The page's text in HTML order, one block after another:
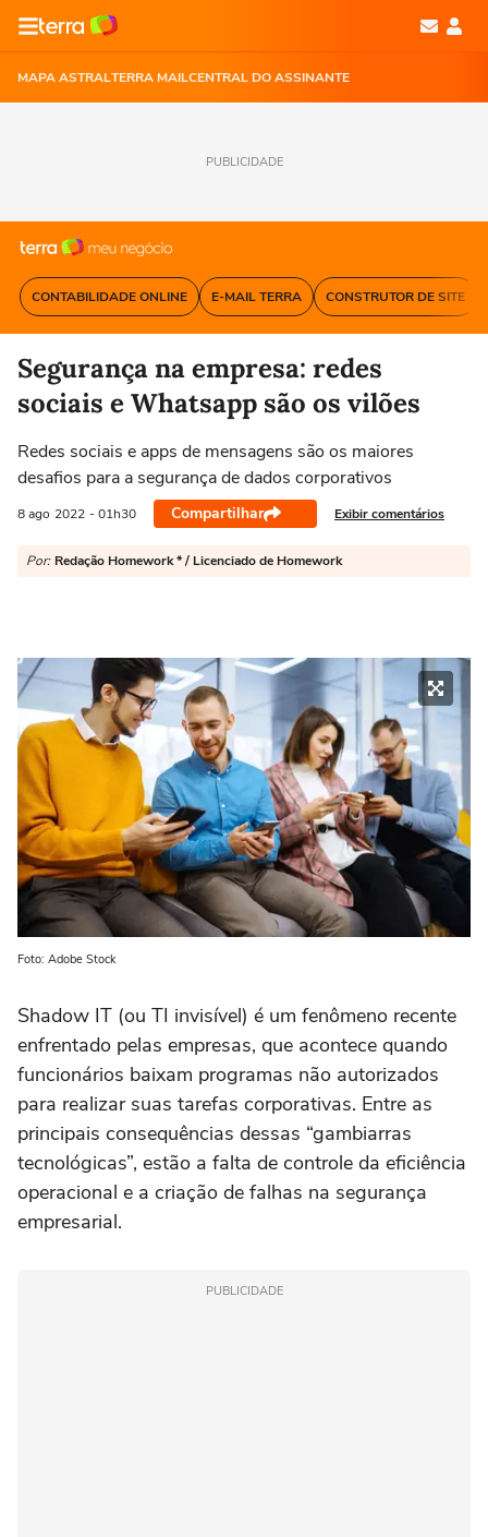
MAPA ASTRALTERRA MAILCENTRAL DO ASSINANTE
PUBLICIDADE
CONTABILIDADE ONLINE E-MAIL TERRA CONSTRUTOR DE SITE
Segurança na empresa: redes
sociais e Whatsapp são os vilões
Redes sociais e apps de mensagens são os maiores
desafios para a segurança de dados corporativos
8 ago 2022 - 01h30 Compartilhar Exibir comentários
Por: Redação Homework * / Licenciado de Homework
Foto: Adobe Stock
Shadow IT (ou TI invisível) é um fenômeno recente
enfrentado pelas empresas, que acontece quando
funcionários baixam programas não autorizados
para realizar suas tarefas corporativas. Entre as
principais consequências dessas “gambiarras
tecnológicas”, estão a falta de controle da eficiência
operacional e a criação de falhas na segurança
empresarial.
PUBLICIDADE